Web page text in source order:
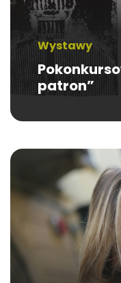
Wystawy
patron”